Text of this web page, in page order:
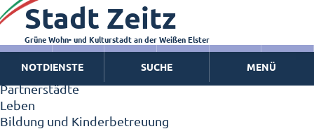
Zeitz - Die Kleinstadt
Willkommen in Zeitz!
Interview mit Oberbürgermeister Christian Thieme
Zeitz - Stadt der Zukunft
Ortschaften
Partnerstädte
Leben
Bildung und Kinderbetreuung
Stadt Zeitz
Grüne Wohn- und Kulturstadt an der Weißen Elster
NOTDIENSTE SUCHE MENÜ